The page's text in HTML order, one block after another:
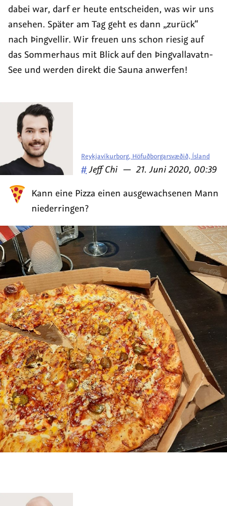
dabei war, darf er heute entscheiden, was wir uns
ansehen. Später am Tag geht es dann zurück
nach Þingvellir. Wir freuen uns schon riesig auf
das Sommerhaus mit Blick auf den Þingvallavatn-
See und werden direkt die Sauna anwerfen!
Kann eine Pizza einen ausgewachsenen Mann
niederringen?
Reykjavíkurborg, Höfuðborgarsvæðið, Ísland
# Veröffentlicht
Jeff Chi — am
21. Juni 2020, 00:39